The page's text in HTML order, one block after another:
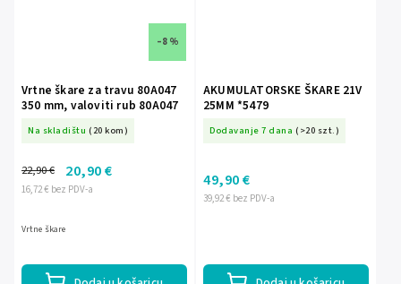
–8 %
Vrtne škare za travu 80A047
350 mm, valoviti rub 80A047
Na skladištu (20 kom)
16,72 € bez PDV-a
22,90 € 20,90 €
Vrtne škare
AKUMULATORSKE ŠKARE 21V
25MM *5479
Dodavanje 7 dana (>20 szt.)
39,92 € bez PDV-a
49,90 €